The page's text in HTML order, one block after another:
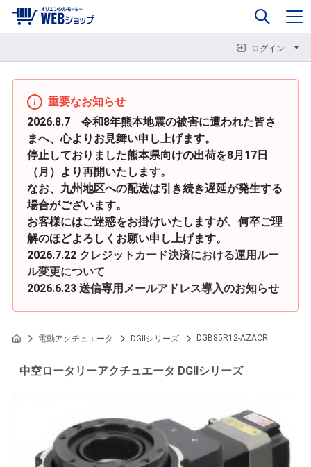
企業情報
ログイン
カート 0
重要なお知らせ
2026.8.7 令和8年熊本地震の被害に遭われた皆さ
まへ、心よりお見舞い申し上げます。
停止しておりました熊本県向けの出荷を8月17日
（月）より再開いたします。
なお、九州地区への配送は引き続き遅延が発生する
場合がございます。
お客様にはご迷惑をお掛けいたしますが、何卒ご理
解のほどよろしくお願い申し上げます。
2026.7.22 クレジットカード決済における運用ルー
ル変更について
2026.6.23 送信専用メールアドレス導入のお知らせ
電動アクチュエータ DGIIシリーズ DGB85R12-AZACR
中空ロータリーアクチュエータ DGIIシリーズ